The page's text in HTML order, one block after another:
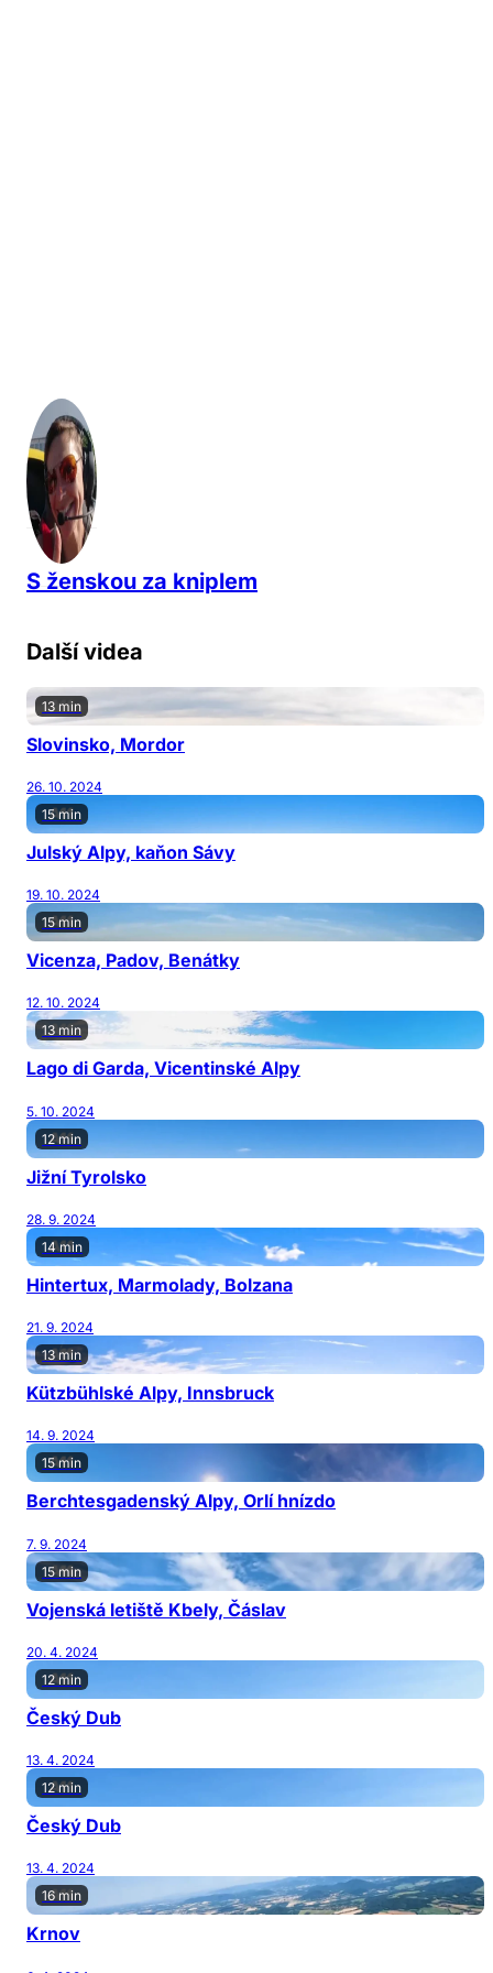
S ženskou za kniplem
Další videa
13 min
Slovinsko, Mordor
26. 10. 2024
15 min
Julský Alpy, kaňon Sávy
19. 10. 2024
15 min
Vicenza, Padov, Benátky
12. 10. 2024
13 min
Lago di Garda, Vicentinské Alpy
5. 10. 2024
12 min
Jižní Tyrolsko
28. 9. 2024
14 min
Hintertux, Marmolady, Bolzana
21. 9. 2024
13 min
Kützbühlské Alpy, Innsbruck
14. 9. 2024
15 min
Berchtesgadenský Alpy, Orlí hnízdo
7. 9. 2024
15 min
Vojenská letiště Kbely, Čáslav
20. 4. 2024
12 min
Český Dub
13. 4. 2024
12 min
Český Dub
13. 4. 2024
16 min
Krnov